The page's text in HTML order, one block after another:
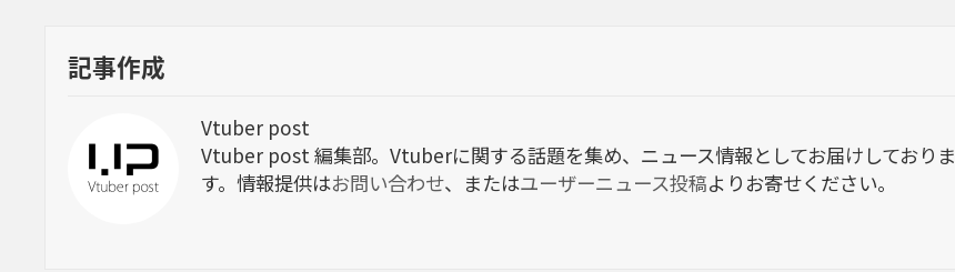
記事作成
Vtuber post
Vtuber post 編集部。Vtuberに関する話題を集め、ニュース情報としてお届けしておりま
す。情報提供はお問い合わせ、またはユーザーニュース投稿よりお寄せください。